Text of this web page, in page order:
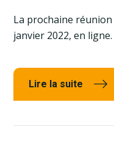
La prochaine
janvier 2022, en ligne.
Lire la suite